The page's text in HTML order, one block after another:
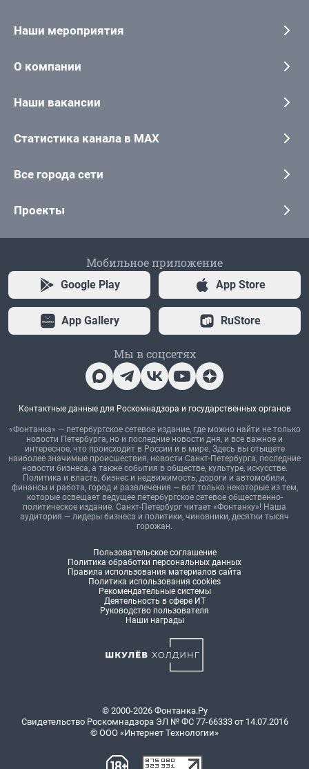
Наши мероприятия
О компании
Наши вакансии
Статистика канала в MAX
Все города сети
Проекты
Мобильное приложение
Google Play App Store
App Gallery RuStore
Мы в соцсетях
Контактные данные для Роскомнадзора и государственных органов
«Фонтанка» — петербургское сетевое издание, где можно найти не только
новости Петербурга, но и последние новости дня, и все важное и
интересное, что происходит в России и в мире. Здесь вы отыщете
наиболее значимые происшествия, новости Санкт-Петербурга, последние
новости бизнеса, а также события в обществе, культуре, искусстве.
Политика и власть, бизнес и недвижимость, дороги и автомобили,
финансы и работа, город и развлечения — вот только некоторые из тем,
которые освещает ведущее петербургское сетевое общественно-
политическое издание. Санкт-Петербург читает «Фонтанку»! Наша
аудитория — лидеры бизнеса и политики, чиновники, десятки тысяч
горожан.
Пользовательское соглашение
Политика обработки персональных данных
Правила использования материалов сайта
Политика использования cookies
Рекомендательные системы
Деятельность в сфере ИТ
Руководство пользователя
Наши награды
© 2000-2026 Фонтанка.Ру
Свидетельство Роскомнадзора ЭЛ № ФС 77-66333 от 14.07.2016
© ООО «Интернет Технологии»